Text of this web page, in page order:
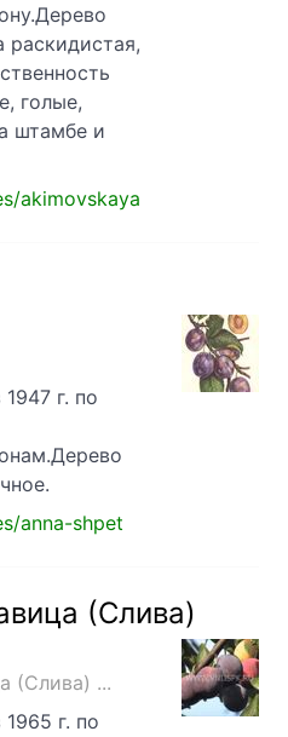
раскидистая,
голые,
штамбе и
akimovskaya
1947 г. по
anna-shpet
(Слива)
(Слива) ...
1965 г. по